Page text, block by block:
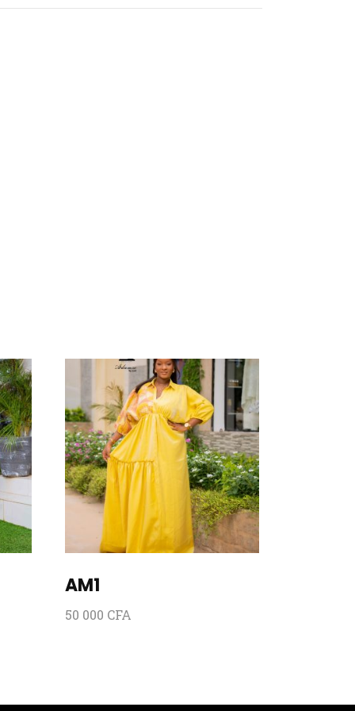
AM1
50 000 CFA